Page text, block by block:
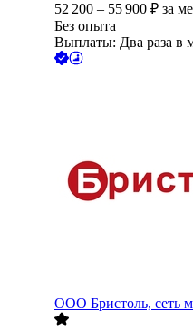
52 200 – 55 900 ₽ за
Без опыта
Выплаты: Два раза в
ООО Бристоль, сеть